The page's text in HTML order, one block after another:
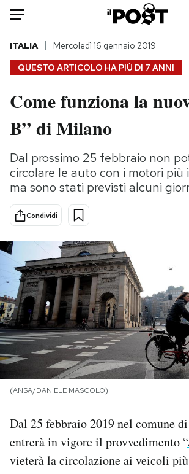
Auto
HOME
Italia
Politica
Tecnologia
Internet
Scienza
Cultura
Economia
Sport
Moda
Storie/
Ok
Media
PODCAST
NEWSLETTER
I MIEI PREFERITI
SHOP
CALENDARIO
QUESTO ARTICOLO HA PIÙ DI 7 ANNI
ITALIA Mercoledì 16 gennaio 2019
Come funziona la
B” di Milano
Dal prossimo 25 febbraio non
circolare le auto con i motori più
ma sono stati previsti alcuni
Condividi
(ANSA/DANIELE MASCOLO)
Dal 25 febbraio 2019 nel comune
entrerà in vigore il provvedimento “
vieterà la circolazione ai veicoli